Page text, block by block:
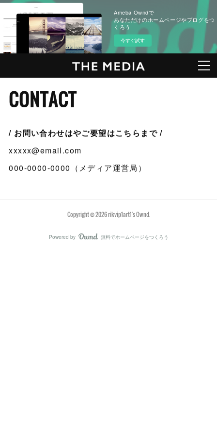
Ameba Owndで
あなただけのホームページやブログをつ
くろう
今すぐ試す
CONTACT
/ お問い合わせはやご要望はこちらまで /
xxxxx@email.com
000-0000-0000（メディア運営局）
Copyright ©2026rikvip1art1's Ownd.
Powered by AmebaOwnd
無料でホームページをつくろう